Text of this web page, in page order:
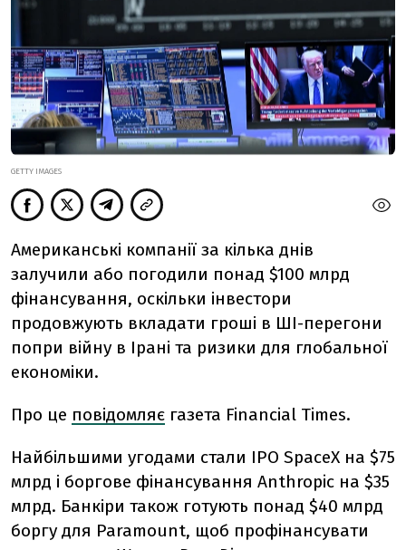
GETTY IMAGES
Американські компанії за кілька днів
залучили або погодили понад $100 млрд
фінансування, оскільки інвестори
продовжують вкладати гроші в ШІ-перегони
попри війну в Ірані та ризики для глобальної
економіки.
Про це повідомляє газета Financial Times.
Найбільшими угодами стали IPO SpaceX на $75
млрд і боргове фінансування Anthropic на $35
млрд. Банкіри також готують понад $40 млрд
боргу для Paramount, щоб профінансувати